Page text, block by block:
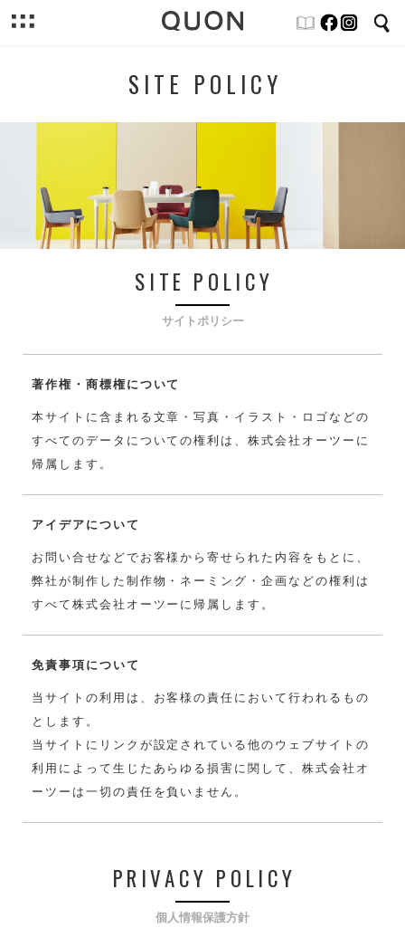
SITE POLICY
SITE POLICY
サイトポリシー
著作権・商標権について
本サイトに含まれる文章・写真・イラスト・ロゴなどの
すべてのデータについての権利は、株式会社オーツーに
帰属します。
アイデアについて
お問い合せなどでお客様から寄せられた内容をもとに、
弊社が制作した制作物・ネーミング・企画などの権利は
すべて株式会社オーツーに帰属します。
免責事項について
当サイトの利用は、お客様の責任において行われるもの
とします。
当サイトにリンクが設定されている他のウェブサイトの
利用によって生じたあらゆる損害に関して、株式会社オ
ーツーは一切の責任を負いません。
PRIVACY POLICY
個人情報保護方針